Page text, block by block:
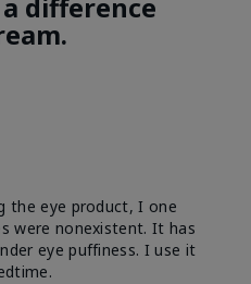
difference
the eye product, I one
were nonexistent. It has
eye puffiness. I use it